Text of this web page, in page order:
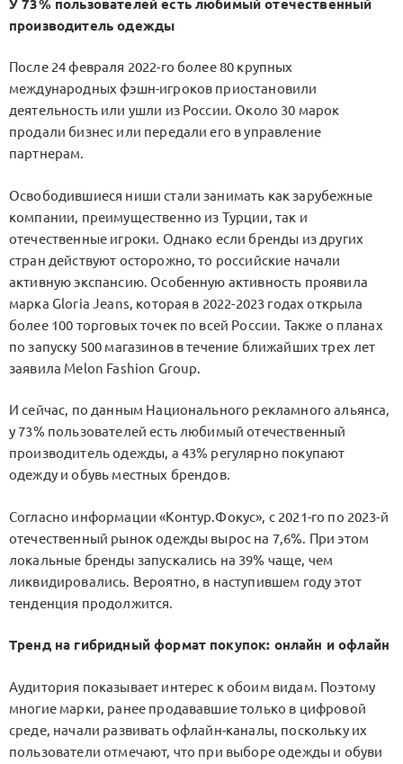
У 73% пользователей есть любимый отечественный
производитель одежды
После 24 февраля 2022-го более 80 крупных
международных фэшн-игроков приостановили
деятельность или ушли из России. Около 30 марок
продали бизнес или передали его в управление
партнерам.
Освободившиеся ниши стали занимать как зарубежные
компании, преимущественно из Турции, так и
отечественные игроки. Однако если бренды из других
стран действуют осторожно, то российские начали
активную экспансию. Особенную активность проявила
марка Gloria Jeans, которая в 2022-2023 годах открыла
более 100 торговых точек по всей России. Также о планах
по запуску 500 магазинов в течение ближайших трех лет
заявила Melon Fashion Group.
И сейчас, по данным Национального рекламного альянса,
у 73% пользователей есть любимый отечественный
производитель одежды, а 43% регулярно покупают
одежду и обувь местных брендов.
Согласно информации «Контур.Фокус», с 2021-го по 2023-й
отечественный рынок одежды вырос на 7,6%. При этом
локальные бренды запускались на 39% чаще, чем
ликвидировались. Вероятно, в наступившем году этот
тенденция продолжится.
Тренд на гибридный формат покупок: онлайн и офлайн
Аудитория показывает интерес к обоим видам. Поэтому
многие марки, ранее продававшие только в цифровой
среде, начали развивать офлайн-каналы, поскольку их
пользователи отмечают, что при выборе одежды и обуви